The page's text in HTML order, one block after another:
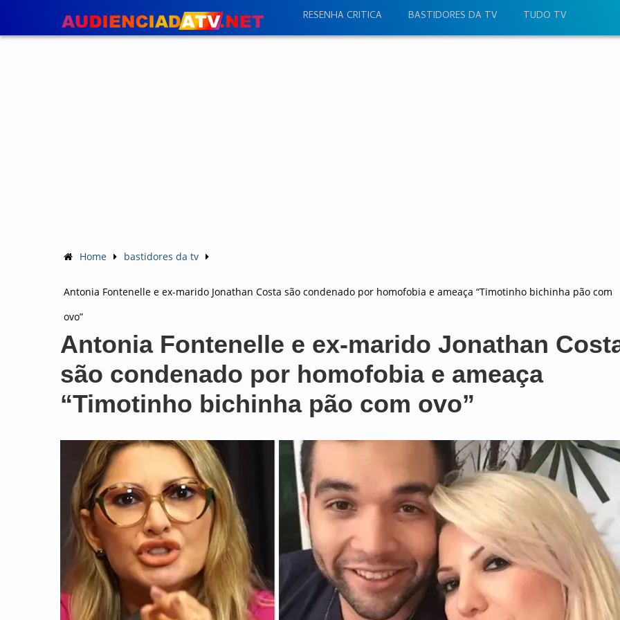
RESENHA CRITICA BASTIDORES DA TV TUDO TV
Home bastidores da tv
Antonia Fontenelle e ex-marido Jonathan Costa são condenado por homofobia e ameaça “Timotinho bichinha pão com
ovo”
Antonia Fontenelle e ex-marido Jonathan
são condenado por homofobia e ameaça
“Timotinho bichinha pão com ovo”